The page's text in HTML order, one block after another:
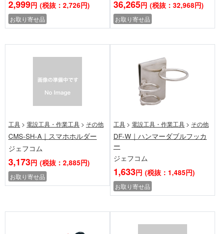
2,999円 (税抜：2,726円)
お取り寄せ品
36,265円 (税抜：32,968円)
お取り寄せ品
工具 > 電設工具・作業工具 > その他
CMS-SH-A｜スマホホルダー
ジェフコム
3,173円 (税抜：2,885円)
お取り寄せ品
工具 > 電設工具・作業工具 > その他
DF-W｜ハンマーダブルフッカ
ー
ジェフコム
1,633円 (税抜：1,485円)
お取り寄せ品